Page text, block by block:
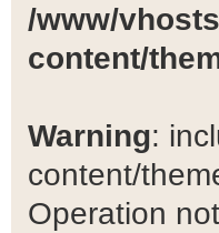
/www/
content/
Warning:
content/
Operation